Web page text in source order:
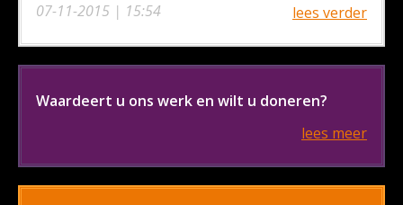
07-11-2015 | 15:54
lees verder
Waardeert u ons werk en wilt u doneren?
lees meer